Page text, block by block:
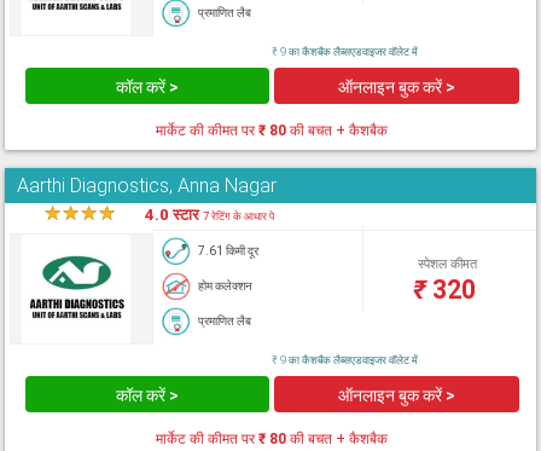
प्रमाणित लैब
₹ 9 का कैशबैक लैब्सएडवाइजर वॉलेट में
कॉल करें > ऑनलाइन बुक करें >
मार्केट की कीमत पर₹ 80 की बचत + कैशबैक
Aarthi Diagnostics, Anna Nagar
★★★★ 4.0 स्टार7 रेटिंग के आधार पे
7.61 किमी दूर
होम कलेक्शन
प्रमाणित लैब
स्पेशल कीमत
₹320
₹ 9 का कैशबैक लैब्सएडवाइजर वॉलेट में
कॉल करें > ऑनलाइन बुक करें >
मार्केट की कीमत पर₹ 80 की बचत + कैशबैक